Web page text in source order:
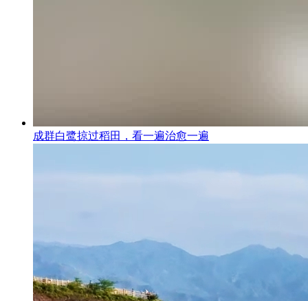
成群白鹭掠过稻田，看一遍治愈一遍